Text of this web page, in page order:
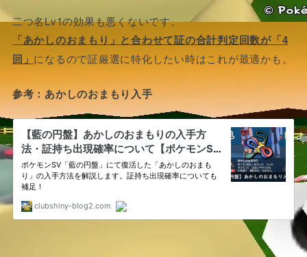
二つ名Lv1の効果も悪くないです。
「あかしのおまもり」と合わせて証の合計判定回数が「4
回」 になるので証厳選に特化したい時はこれが最適かも。
参考：あかしのおまもり入手